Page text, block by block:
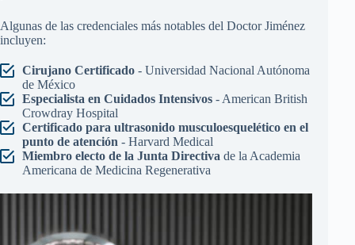
Algunas de las credenciales más notables del Doctor Jiménez
incluyen:
Cirujano Certificado- Universidad Nacional Autónoma
de México
Especialista en Cuidados Intensivos- American British
Crowdray Hospital
Certificado para ultrasonido musculoesquelético en el
punto de atención - Harvard Medical
Miembro electo de la Junta Directiva de la Academia
Americana de Medicina Regenerativa